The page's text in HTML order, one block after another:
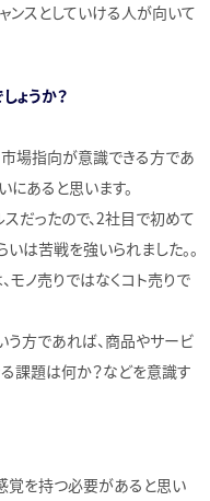
ンスとしていける人が向いて
ょうか？
場指向が意識できる方であ
にあると思います。
だったので、2社目で初めて
は苦戦を強いられました。。
モノ売りではなくコト売りで
う方であれば、商品やサービ
課題は何か？などを意識す
覚を持つ必要があると思い